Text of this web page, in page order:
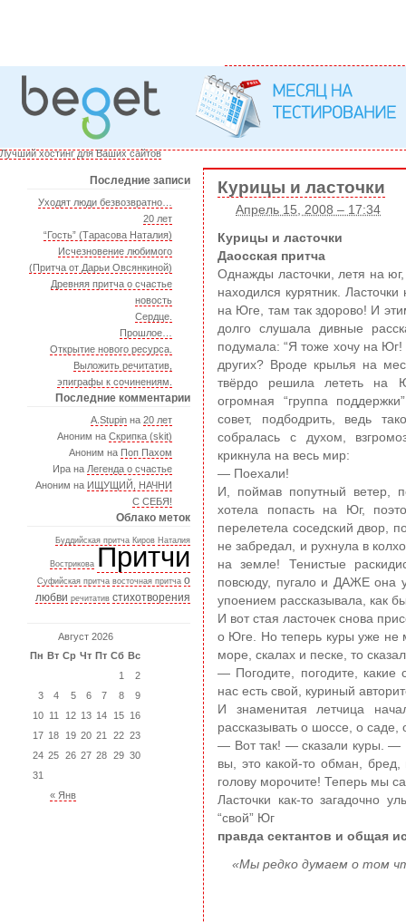
Лучший хостинг для Ваших сайтов
Последние записи
Уходят люди безвозвратно…
20 лет
“Гость” (Тарасова Наталия)
Исчезновение любимого
(Притча от Дарьи Овсянкиной)
Древняя притча о счастье
новость
Сердце.
Прошлое…
Открытие нового ресурса.
Выложить речитатив,
эпиграфы к сочинениям.
Последние комментарии
A.Stupin на 20 лет
Аноним на Скрипка (skit)
Аноним на Поп Пахом
Ира на Легенда о счастье
Аноним на ИЩУЩИЙ, НАЧНИ
С СЕБЯ!
Облако меток
Буддийская притча Киров Наталия
Вострикова Притчи
Суфийская притча восточная притча о
любви речитатив стихотворения
Август 2026
Пн Вт Ср Чт Пт Сб Вс
« Янв
1
2
3
4 5 6 7 8
9
10 11 12 13 14 15 16
17 18 19 20 21 22 23
24 25 26 27 28 29 30
31
Курицы и ласточки
Апрель 15, 2008 – 17:34
Курицы и ласточки
Даосская притча
Однажды ласточки, летя на
находился курятник.
на Юге, там так здорово! И
долго слушала дивные
подумала: “Я тоже хочу на
других? Вроде крылья на
твёрдо решила лететь на
огромная “группа
совет, подбодрить, ведь
собралась с духом,
крикнула на весь мир:
— Поехали!
И, поймав попутный ветер,
хотела попасть на Юг,
перелетела соседский двор,
не забредал, и рухнула в
на земле! Тенистые
повсюду, пугало и ДАЖЕ она
упоением рассказывала, как
И вот стая ласточек снова
о Юге. Но теперь куры уже не
море, скалах и песке, то
— Погодите, погодите, какие
нас есть свой, куриный
И знаменитая летчица
рассказывать о шоссе, о саде,
— Вот так! — сказали куры. —
вы, это какой-то обман,
голову морочите! Теперь мы
Ласточки как-то загадочно
“свой” Юг
правда сектантов и общая
«Мы редко думаем о том